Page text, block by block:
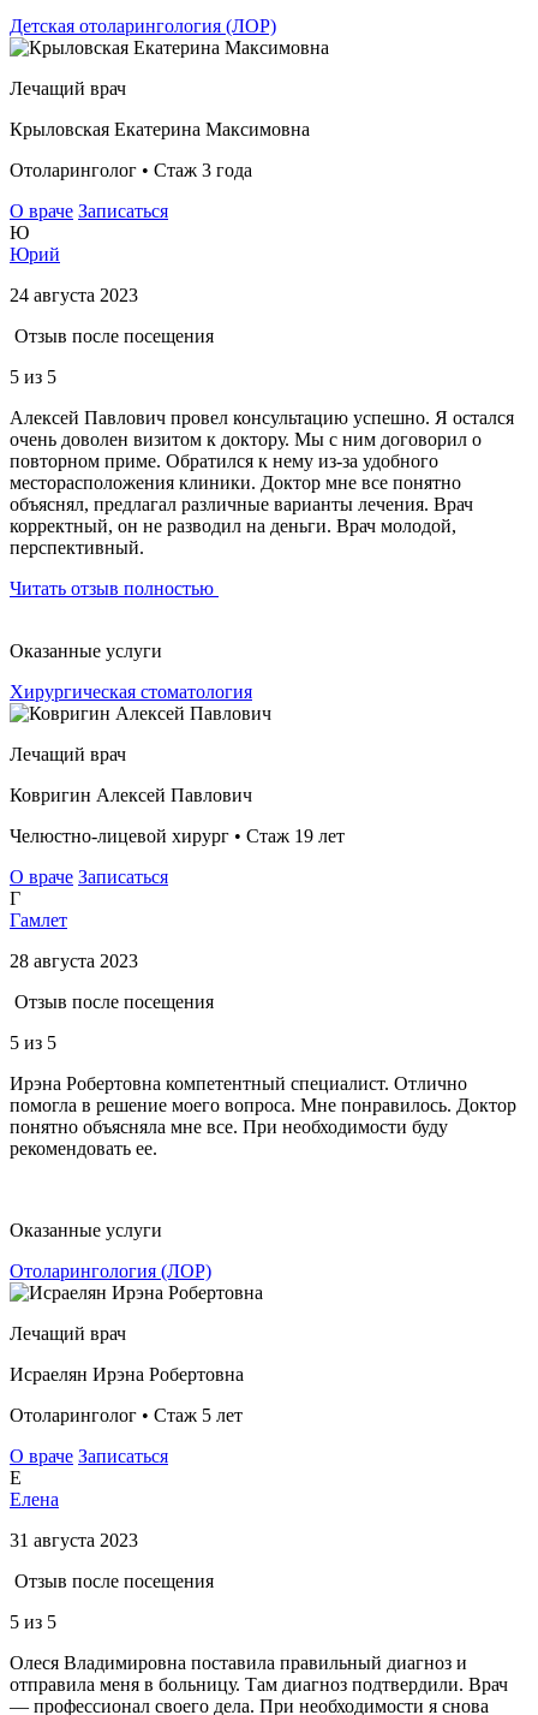
Детская отоларингология (ЛОР)
Лечащий врач
Крыловская Екатерина Максимовна
Отоларинголог • Стаж 3 года
О враче Записаться
Ю
Юрий
24 августа 2023
Отзыв после посещения
5 из 5
Алексей Павлович провел консультацию успешно. Я остался
очень доволен визитом к доктору. Мы с ним договорил о
повторном приме. Обратился к нему из-за удобного
месторасположения клиники. Доктор мне все понятно
объяснял, предлагал различные варианты лечения. Врач
корректный, он не разводил на деньги. Врач молодой,
перспективный.
Читать отзыв полностью
Оказанные услуги
Хирургическая стоматология
Лечащий врач
Ковригин Алексей Павлович
Челюстно-лицевой хирург • Стаж 19 лет
О враче Записаться
Г
Гамлет
28 августа 2023
Отзыв после посещения
5 из 5
Ирэна Робертовна компетентный специалист. Отлично
помогла в решение моего вопроса. Мне понравилось. Доктор
понятно объясняла мне все. При необходимости буду
рекомендовать ее.
Оказанные услуги
Отоларингология (ЛОР)
Лечащий врач
Исраелян Ирэна Робертовна
Отоларинголог • Стаж 5 лет
О враче Записаться
Е
Елена
31 августа 2023
Отзыв после посещения
5 из 5
Олеся Владимировна поставила правильный диагноз и
отправила меня в больницу. Там диагноз подтвердили. Врач
— профессионал своего дела. При необходимости я снова